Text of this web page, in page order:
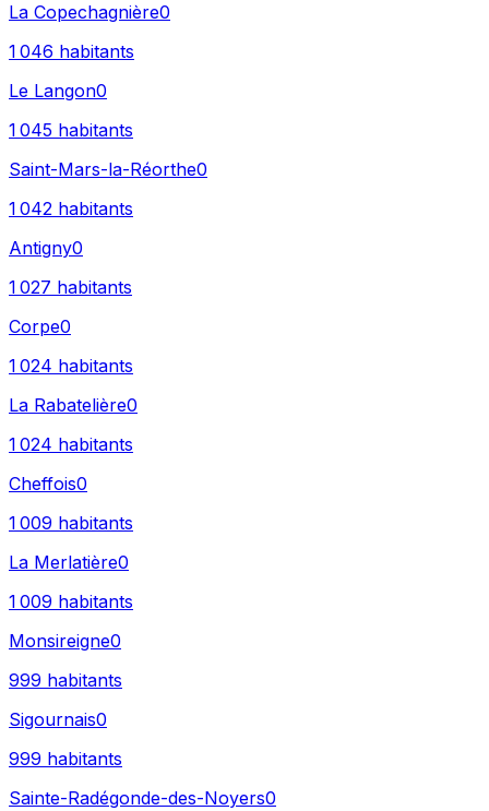
La Copechagnière0
1 046 habitants
Le Langon0
1 045 habitants
Saint-Mars-la-Réorthe0
1 042 habitants
Antigny0
1 027 habitants
Corpe0
1 024 habitants
La Rabatelière0
1 024 habitants
Cheffois0
1 009 habitants
La Merlatière0
1 009 habitants
Monsireigne0
999 habitants
Sigournais0
999 habitants
Sainte-Radégonde-des-Noyers0